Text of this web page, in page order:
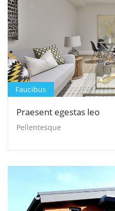
Faucibus
Praesent egestas leo
Pellentesque